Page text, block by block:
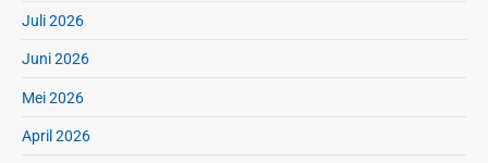
Juli 2026
Juni 2026
Mei 2026
April 2026